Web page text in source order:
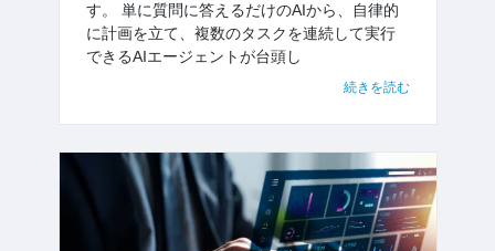
す。 単に質問に答えるだけのAIから、自律的
に計画を立て、複数のタスクを連続して実行
できるAIエージェントが台頭し
続きを読む